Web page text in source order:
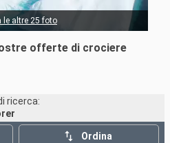
offerte di crociere
le altre 25 foto
ricerca:
Ordina